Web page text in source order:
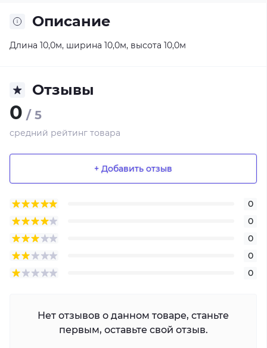
Описание
Длина 10,0м, ширина 10,0м, высота 10,0м
Отзывы
0 / 5
средний рейтинг товара
+ Добавить отзыв
0
0
0
0
0
Нет отзывов о данном товаре, станьте
первым, оставьте свой отзыв.